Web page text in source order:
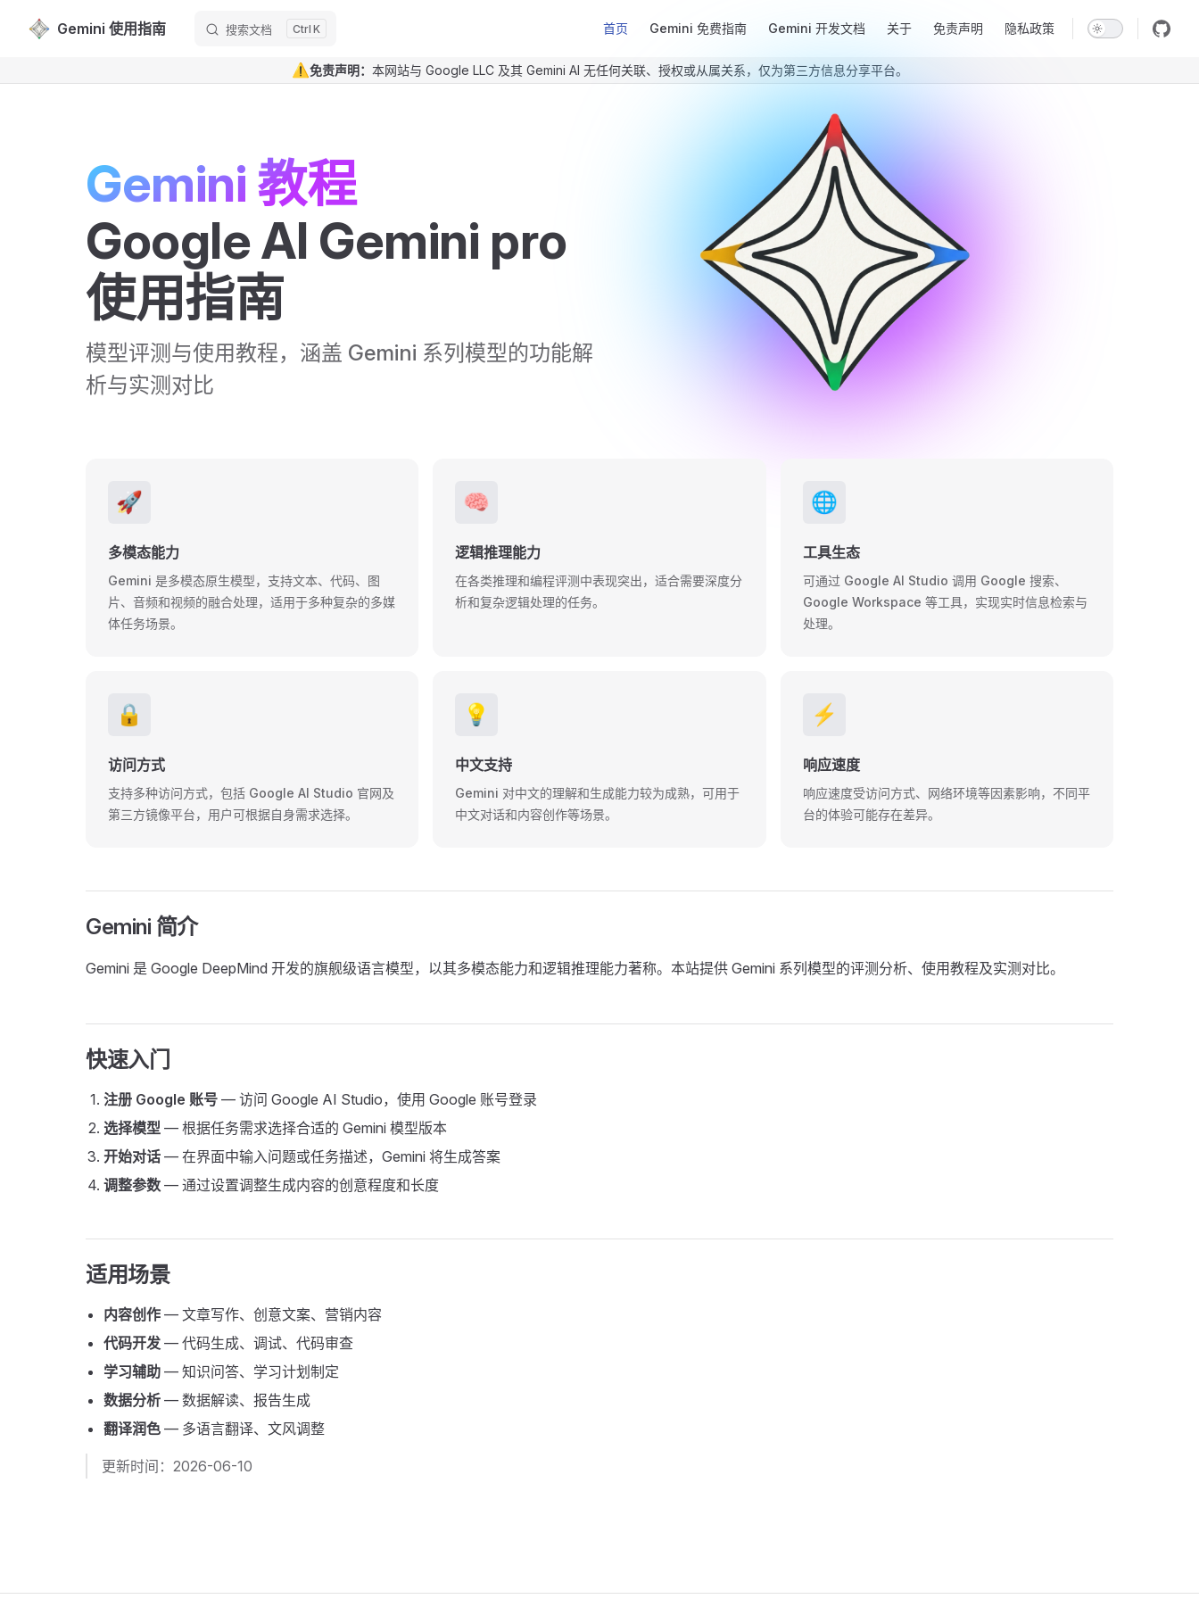
Skip to content
Gemini 使用指南 搜索文档 K 首页 Gemini 免费指南 Gemini 开发文档 关于 免责声明 隐私政策
⚠️免责声明： 本网站与 Google LLC 及其 Gemini AI 无任何关联、授权或从属关系，仅为第三方信息分享平台。
Gemini 教程
Google AI Gemini pro
使用指南
模型评测与使用教程，涵盖 Gemini 系列模型的功能解
析与实测对比
🚀
多模态能力
Gemini 是多模态原生模型，支持文本、代码、图
片、音频和视频的融合处理，适用于多种复杂的多媒
体任务场景。
🧠
逻辑推理能力
在各类推理和编程评测中表现突出，适合需要深度分
析和复杂逻辑处理的任务。
🌐
工具生态
可通过 Google AI Studio 调用 Google 搜索、
Google Workspace 等工具，实现实时信息检索与
处理。
🔒
访问方式
支持多种访问方式，包括 Google AI Studio 官网及
第三方镜像平台，用户可根据自身需求选择。
💡
中文支持
Gemini 对中文的理解和生成能力较为成熟，可用于
中文对话和内容创作等场景。
⚡
响应速度
响应速度受访问方式、网络环境等因素影响，不同平
台的体验可能存在差异。
Gemini 简介
Gemini 是 Google DeepMind 开发的旗舰级语言模型，以其多模态能力和逻辑推理能力著称。本站提供 Gemini 系列模型的评测分析、使用教程及实测对比。
快速入门
注册 Google 账号 — 访问 Google AI Studio，使用 Google 账号登录
选择模型 — 根据任务需求选择合适的 Gemini 模型版本
开始对话 — 在界面中输入问题或任务描述，Gemini 将生成答案
调整参数 — 通过设置调整生成内容的创意程度和长度
适用场景
内容创作 — 文章写作、创意文案、营销内容
代码开发 — 代码生成、调试、代码审查
学习辅助 — 知识问答、学习计划制定
数据分析 — 数据解读、报告生成
翻译润色 — 多语言翻译、文风调整
更新时间：2026-06-10